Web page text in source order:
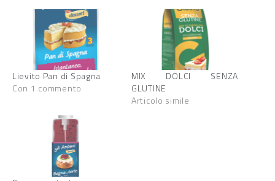
Lievito Pan di Spagna
Con 1 commento
MIX DOLCI SENZA
GLUTINE
Articolo simile